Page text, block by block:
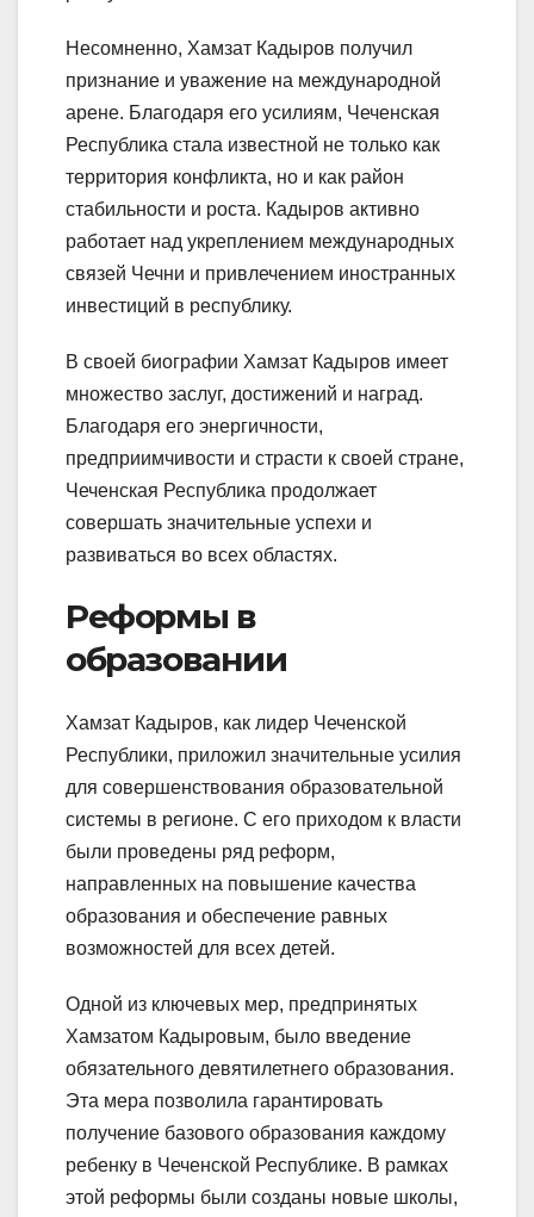
Несомненно, Хамзат Кадыров получил
признание и уважение на международной
арене. Благодаря его усилиям, Чеченская
Республика стала известной не только как
территория конфликта, но и как район
стабильности и роста. Кадыров активно
работает над укреплением международных
связей Чечни и привлечением иностранных
инвестиций в республику.
В своей биографии Хамзат Кадыров имеет
множество заслуг, достижений и наград.
Благодаря его энергичности,
предприимчивости и страсти к своей стране,
Чеченская Республика продолжает
совершать значительные успехи и
развиваться во всех областях.
Реформы в
образовании
Хамзат Кадыров, как лидер Чеченской
Республики, приложил значительные усилия
для совершенствования образовательной
системы в регионе. С его приходом к власти
были проведены ряд реформ,
направленных на повышение качества
образования и обеспечение равных
возможностей для всех детей.
Одной из ключевых мер, предпринятых
Хамзатом Кадыровым, было введение
обязательного девятилетнего образования.
Эта мера позволила гарантировать
получение базового образования каждому
ребенку в Чеченской Республике. В рамках
этой реформы были созданы новые школы,